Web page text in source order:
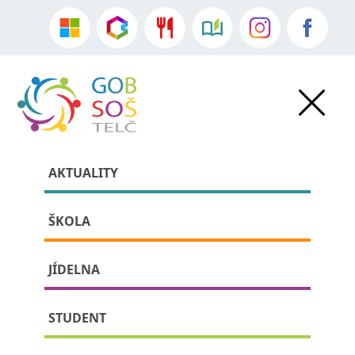
AKTUALITY
ŠKOLA
JÍDELNA
STUDENT
» Spolek přátel GOB a SOŠ Telč